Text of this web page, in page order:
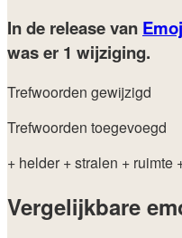
In de release van
was er 1 wijziging.
Trefwoorden gewijzigd
Trefwoorden toegevoegd
+ helder + stralen + ruimte
Vergelijkbare